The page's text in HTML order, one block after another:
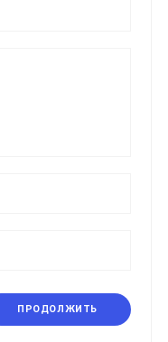
ПРОДОЛЖИТЬ